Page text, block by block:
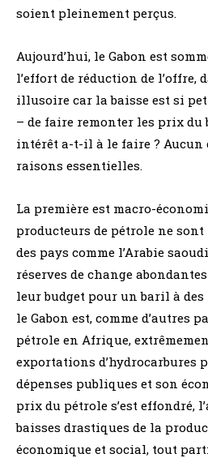
soient pleinement perçus.
Aujourd’hui, le Gabon est
l’effort de réduction de l’offre,
illusoire car la baisse est si
– de faire remonter les prix du
intérêt a-t-il à le faire ? Aucun
raisons essentielles.
La première est macro-
producteurs de pétrole ne sont
des pays comme l’Arabie
réserves de change
leur budget pour un baril à
le Gabon est, comme d’autres
pétrole en Afrique,
exportations d’hydrocarbures
dépenses publiques et son
prix du pétrole s’est effondré,
baisses drastiques de la
économique et social, tout